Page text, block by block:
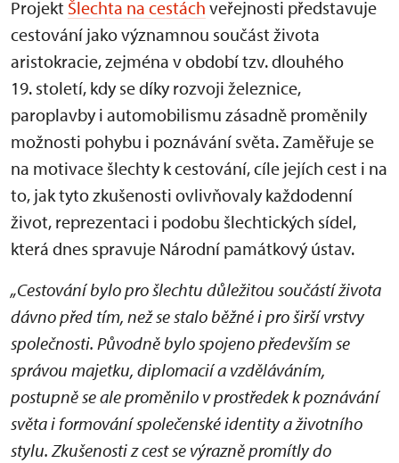
Projekt Šlechta na cestách veřejnosti představuje
cestování jako významnou součást života
aristokracie, zejména v období tzv. dlouhého
19. století, kdy se díky rozvoji železnice,
paroplavby i automobilismu zásadně proměnily
možnosti pohybu i poznávání světa. Zaměřuje se
na motivace šlechty k cestování, cíle jejích cest i na
to, jak tyto zkušenosti ovlivňovaly každodenní
život, reprezentaci i podobu šlechtických sídel,
která dnes spravuje Národní památkový ústav.
„Cestování bylo pro šlechtu důležitou součástí života
dávno před tím, než se stalo běžné i pro širší vrstvy
společnosti. Původně bylo spojeno především se
správou majetku, diplomacií a vzděláváním,
postupně se ale proměnilo v prostředek k poznávání
světa i formování společenské identity a životního
stylu. Zkušenosti z cest se výrazně promítly do